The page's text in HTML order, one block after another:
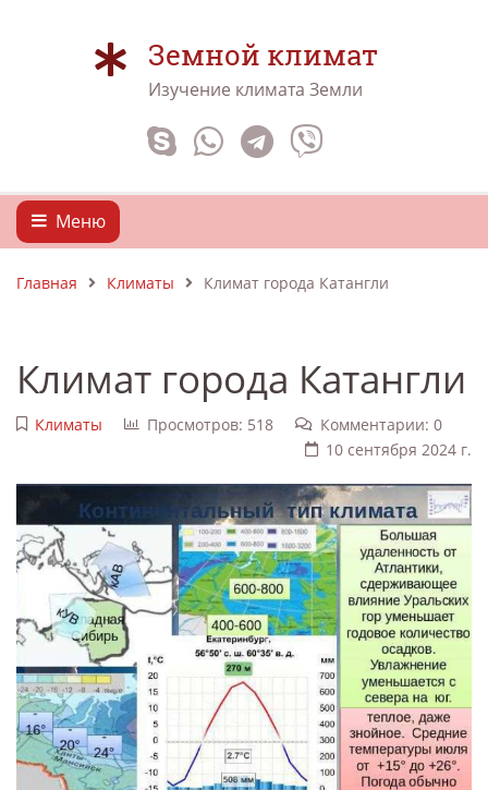
Земной климат
Изучение климата Земли
Меню
Главная Климаты Климат города Катангли
Климат города Катангли
Климаты Просмотров: 518
Комментарии: 0
10 сентября 2024 г.